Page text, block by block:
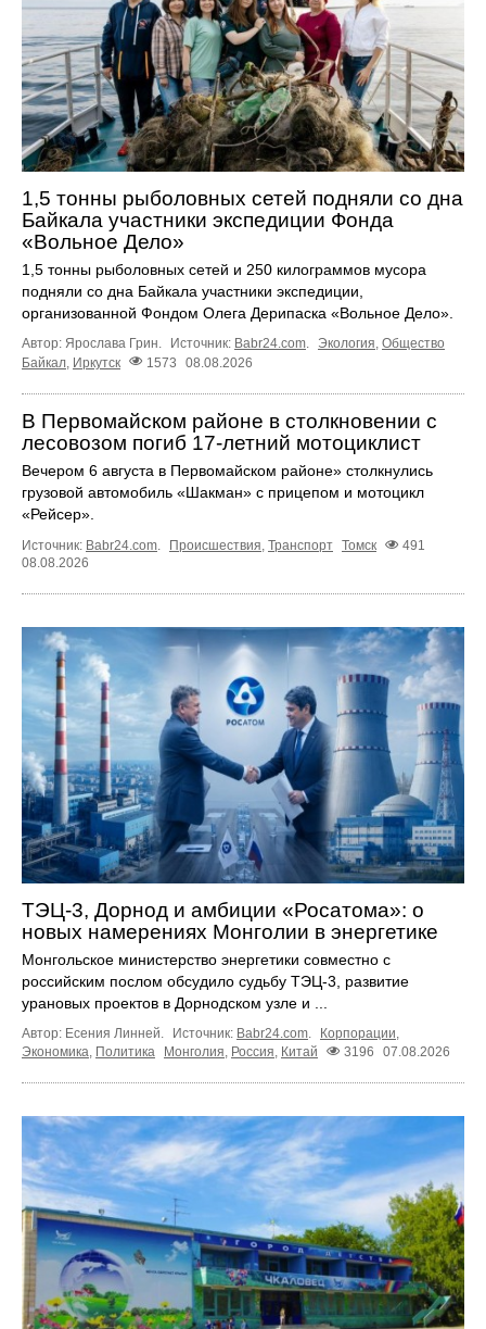
1,5 тонны рыболовных сетей подняли со дна
Байкала участники экспедиции Фонда
«Вольное Дело»
1,5 тонны рыболовных сетей и 250 килограммов мусора
подняли со дна Байкала участники экспедиции,
организованной Фондом Олега Дерипаска «Вольное Дело».
Автор: Ярослава Грин. Источник: Babr24.com. Экология, Общество
Байкал Иркутск 1573 08.08.2026
В Первомайском районе в столкновении с
лесовозом погиб 17-летний мотоциклист
Вечером 6 августа в Первомайском районе» столкнулись
грузовой автомобиль «Шакман» с прицепом и мотоцикл
«Рейсер».
Источник: Babr24.com Происшествия Транспорт Томск
491
08.08.2026
ТЭЦ-3, Дорнод и амбиции «Росатома»: о
новых намерениях Монголии в энергетике
Монгольское министерство энергетики совместно с
российским послом обсудило судьбу ТЭЦ‑3, развитие
урановых проектов в Дорнодском узле и ...
Автор: Есения Линней. Источник: Babr24.com. Корпорации,
Экономика, Политика Монголия, Россия, Китай 3196 07.08.2026